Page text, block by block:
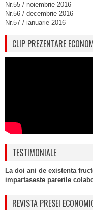
Nr.55 / noiembrie 2016
Nr.56 / decembrie 2016
Nr.57 / ianuarie 2016
CLIP PREZENTARE
TESTIMONIALE
La doi ani de existenta
impartaseste parerile
REVISTA PRESEI